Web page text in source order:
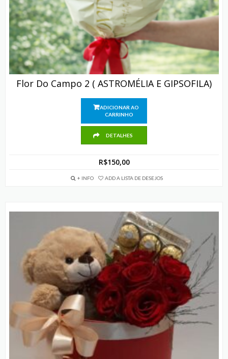
Flor Do Campo 2 ( ASTROMÉLIA E GIPSOFILA)
ADICIONAR AO
CARRINHO
DETALHES
R$150,00
+ INFO ADD A LISTA DE DESEJOS